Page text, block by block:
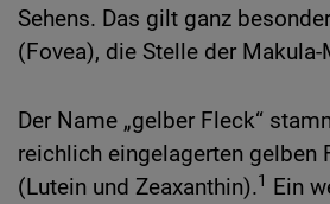
Sehens. Das gilt ganz
(Fovea), die Stelle der Makula-
Der Name „gelber Fleck“
reichlich eingelagerten gelben
(Lutein und Zeaxanthin).1 Ein